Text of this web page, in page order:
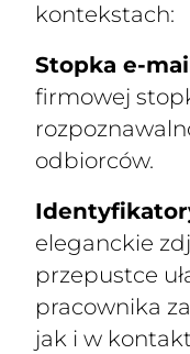
kontekstach:
Stopka e-
firmowej
odbiorców.
eleganckie
przepustce
pracownika
jak i w